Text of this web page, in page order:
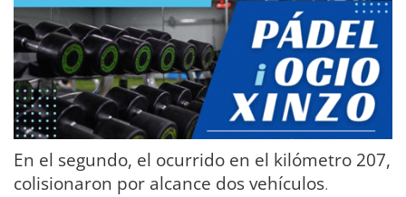
En el segundo, el ocurrido en el kilómetro 207,
colisionaron por alcance dos vehículos.